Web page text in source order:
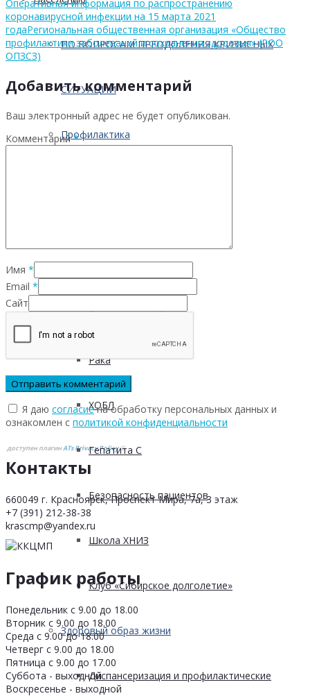
ПО ВОПРОСАМ ПРЕОДОЛЕНИЯ КРИЗИСНЫХ
СИТУАЦИЙ
Профилактика
Сахарного диабета
Рака
ХОБЛ
Гепатита С
Безопасность пациентов
Школа ХНИЗ
Клуб «Сибирское долголетие»
Здоровый образ жизни
Диспансеризация и профилактические
Оперативная информация по распространению
коронавирусной инфекции на 15 марта 2021
годаРегиональная общественная организация «Общество
профилактики заболеваний и сохранения здоровья» (РОО
ОПЗСЗ)
Добавить комментарий
Ваш электронный адрес не будет опубликован.
Комментарий*
Имя *
Email *
Сайт
Я даю согласиена обработку персональных данных и
ознакомлен с политикой конфиденциальности
доступен плагинATs Privacy Policy©
Контакты
660049 г. Красноярск, Проспект Мира, 7а, 3 этаж
+7 (391) 212-38-38
krascmp@yandex.ru
График работы
Понедельник с 9.00 до 18.00
Вторник с 9.00 до 18.00
Среда с 9.00 до 18.00
Четверг с 9.00 до 18.00
Пятница с 9.00 до 17.00
Суббота - выходной
Воскресенье - выходной